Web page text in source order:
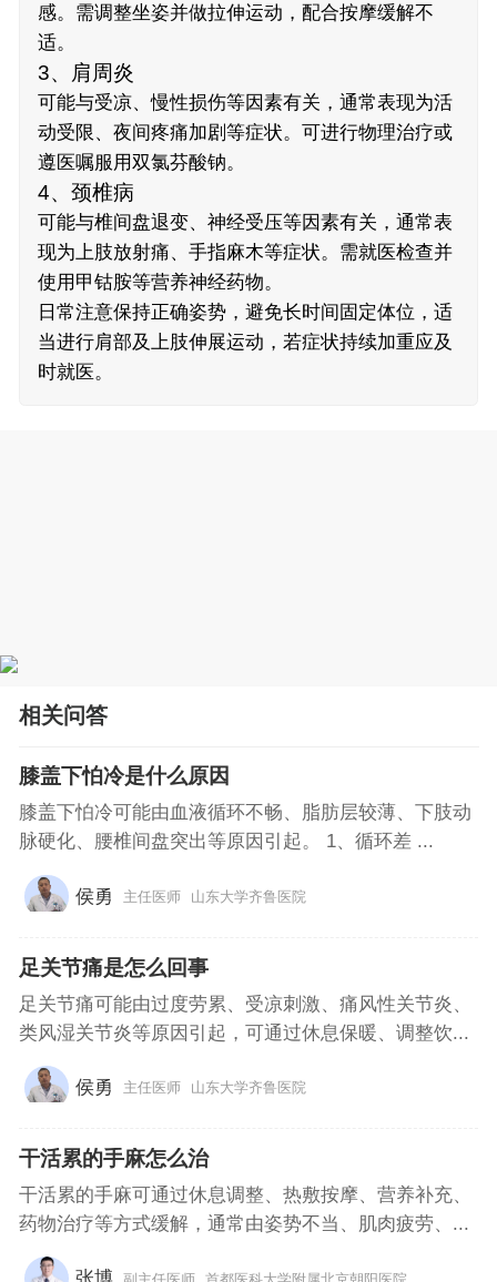
感。需调整坐姿并做拉伸运动，配合按摩缓解不
适。
3、肩周炎
可能与受凉、慢性损伤等因素有关，通常表现为活
动受限、夜间疼痛加剧等症状。可进行物理治疗或
遵医嘱服用双氯芬酸钠。
4、颈椎病
可能与椎间盘退变、神经受压等因素有关，通常表
现为上肢放射痛、手指麻木等症状。需就医检查并
使用甲钴胺等营养神经药物。
日常注意保持正确姿势，避免长时间固定体位，适
当进行肩部及上肢伸展运动，若症状持续加重应及
时就医。
相关问答
膝盖下怕冷是什么原因
膝盖下怕冷可能由血液循环不畅、脂肪层较薄、下肢动
脉硬化、腰椎间盘突出等原因引起。 1、循环差 ...
侯勇 主任医师 山东大学齐鲁医院
足关节痛是怎么回事
足关节痛可能由过度劳累、受凉刺激、痛风性关节炎、
类风湿关节炎等原因引起，可通过休息保暖、调整饮...
侯勇 主任医师 山东大学齐鲁医院
干活累的手麻怎么治
干活累的手麻可通过休息调整、热敷按摩、营养补充、
药物治疗等方式缓解，通常由姿势不当、肌肉疲劳、...